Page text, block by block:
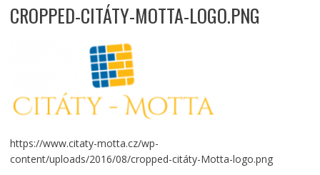
CROPPED-CITÁTY-MOTTA-LOGO.PNG
https://www.citaty-motta.cz/wp-
content/uploads/2016/08/cropped-citáty-Motta-logo.png